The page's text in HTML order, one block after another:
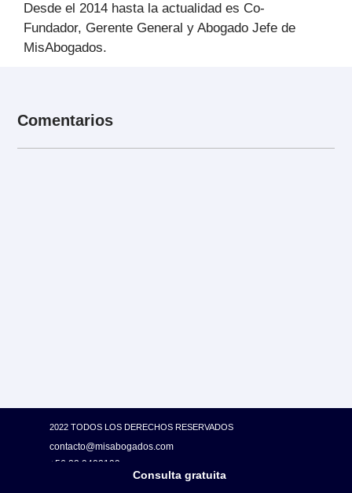
Desde el 2014 hasta la actualidad es Co-
Fundador, Gerente General y Abogado Jefe de
MisAbogados.
Comentarios